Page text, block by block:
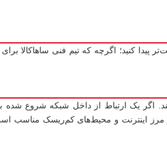
پیدا کنید؛ اگرچه که تیم فنی ساهاکالا
اگر یک ارتباط از داخل شبکه شروع شده
اینترنت و محیط‌های کم‌ریسک مناسب